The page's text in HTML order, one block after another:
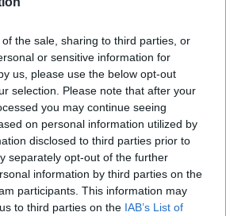
the sale, sharing to third parties, or
or sensitive information for
us, please use the below opt-out
selection. Please note that after your
you may continue seeing
on personal information utilized by
disclosed to third parties prior to
separately opt-out of the further
information by third parties on the
participants. This information may
to third parties on the IAB’s List of
del carburante in provincia di Prato.
impianti più economici dove fare
—Questi i prezzi dei carburantirilevati al
dalMinistero dello sviluppo economico